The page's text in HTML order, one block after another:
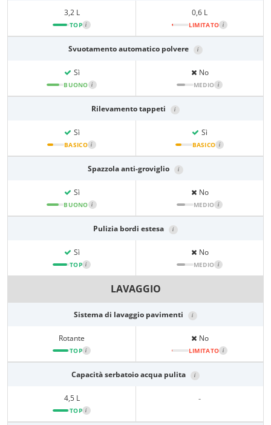
3,2 L
TOP i
0,6 L
LIMITATO i
Svuotamento automatico polvere i
Sì
BUONO i
No
MEDIO i
Rilevamento tappeti i
Sì
BASICO i
Sì
BASICO i
Spazzola anti-groviglio i
Sì
BUONO i
No
MEDIO i
Pulizia bordi estesa i
Sì
TOP i
No
MEDIO i
LAVAGGIO
Sistema di lavaggio pavimenti i
Rotante
TOP i
No
LIMITATO i
Capacità serbatoio acqua pulita i
4,5 L
TOP i
-